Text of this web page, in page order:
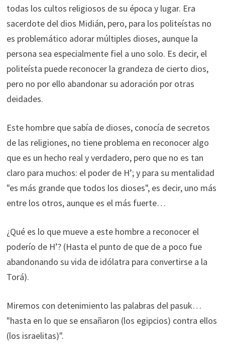
todas los cultos religiosos de su época y lugar. Era
sacerdote del dios Midián, pero, para los politeístas no
es problemático adorar múltiples dioses, aunque la
persona sea especialmente fiel a uno solo. Es decir, el
politeísta puede reconocer la grandeza de cierto dios,
pero no por ello abandonar su adoración por otras
deidades.
Este hombre que sabía de dioses, conocía de secretos
de las religiones, no tiene problema en reconocer algo
que es un hecho real y verdadero, pero que no es tan
claro para muchos: el poder de H’; y para su mentalidad
"es más grande que todos los dioses", es decir, uno más
entre los otros, aunque es el más fuerte…
¿Qué es lo que mueve a este hombre a reconocer el
poderío de H’? (Hasta el punto de que de a poco fue
abandonando su vida de idólatra para convertirse a la
Torá).
Miremos con detenimiento las palabras del pasuk…
"hasta en lo que se ensañaron (los egipcios) contra ellos
(los israelitas)".